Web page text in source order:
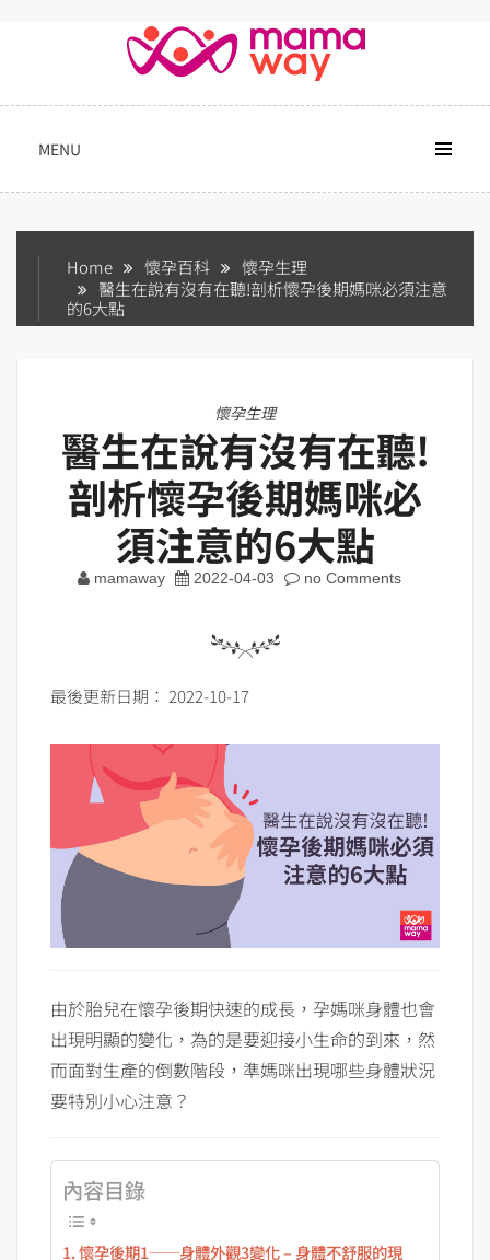
MENU
Home 懷孕百科
懷孕生理
醫生在說有沒有在聽!剖析懷孕後期媽咪必須注意
的6大點
懷孕生理
醫生在說有沒有在聽!
剖析懷孕後期媽咪必
須注意的6大點
mamaway 2022-04-03 no Comments
最後更新日期： 2022-10-17
由於胎兒在懷孕後期快速的成長，孕媽咪身體也會
出現明顯的變化，為的是要迎接小生命的到來，然
而面對生產的倒數階段，準媽咪出現哪些身體狀況
要特別小心注意？
內容目錄
懷孕後期1──身體外觀3變化 – 身體不舒服的現